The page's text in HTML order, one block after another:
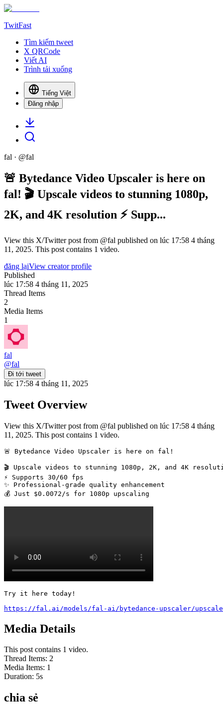
TwitFast
Tìm kiếm tweet
X QRCode
Viết AI
Trình tải xuống
Tiếng Việt
Đăng nhập
fal · @fal
🚨 Bytedance Video Upscaler is here on
fal! 🎬 Upscale videos to stunning 1080p,
2K, and 4K resolution ⚡ Supp...
View this X/Twitter post from @fal published on lúc 17:58 4 tháng
11, 2025. This post contains 1 video.
đăng lạiView creator profile
Published
lúc 17:58 4 tháng 11, 2025
Thread Items
2
Media Items
1
fal
@fal
Đi tới tweet
lúc 17:58 4 tháng 11, 2025
Tweet Overview
View this X/Twitter post from @fal published on lúc 17:58 4 tháng
11, 2025. This post contains 1 video.
🚨 Bytedance Video Upscaler is here on fal!
🎬 Upscale videos to stunning 1080p, 2K, and 4K
⚡ Supports 30/60 fps
✨ Professional-grade quality enhancement
💰 Just $0.0072/s for 1080p upscaling
Try it here today!
https://fal.ai/models/fal-ai/bytedance-upscaler/
Media Details
This post contains 1 video.
Thread Items: 2
Media Items: 1
Duration: 5s
chia sẻ